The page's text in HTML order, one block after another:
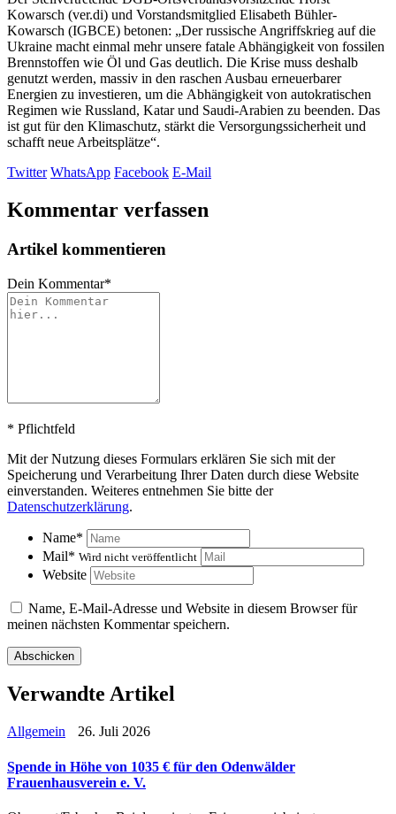
Kowarsch (ver.di) und Vorstandsmitglied Elisabeth Bühler-
Kowarsch (IGBCE) betonen: „Der russische Angriffskrieg auf die
Ukraine macht einmal mehr unsere fatale Abhängigkeit von fossilen
Brennstoffen wie Öl und Gas deutlich. Die Krise muss deshalb
genutzt werden, massiv in den raschen Ausbau erneuerbarer
Energien zu investieren, um die Abhängigkeit von autokratischen
Regimen wie Russland, Katar und Saudi-Arabien zu beenden. Das
ist gut für den Klimaschutz, stärkt die Versorgungssicherheit und
schafft neue Arbeitsplätze“.
Twitter WhatsApp Facebook E-Mail
Kommentar verfassen
Artikel kommentieren
Dein Kommentar*
* Pflichtfeld
Mit der Nutzung dieses Formulars erklären Sie sich mit der
Speicherung und Verarbeitung Ihrer Daten durch diese Website
einverstanden. Weiteres entnehmen Sie bitte der
Datenschutzerklärung.
Name*
Mail* Wird nicht veröffentlicht
Website
Name, E-Mail-Adresse und Website in diesem Browser für
meinen nächsten Kommentar speichern.
Verwandte Artikel
Allgemein 26. Juli 2026
Spende in Höhe von 1035 € für den Odenwälder
Frauenhausverein e. V.